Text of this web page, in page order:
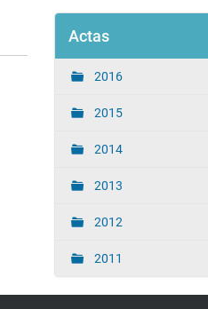
Actas
2016
2015
2014
2013
2012
2011